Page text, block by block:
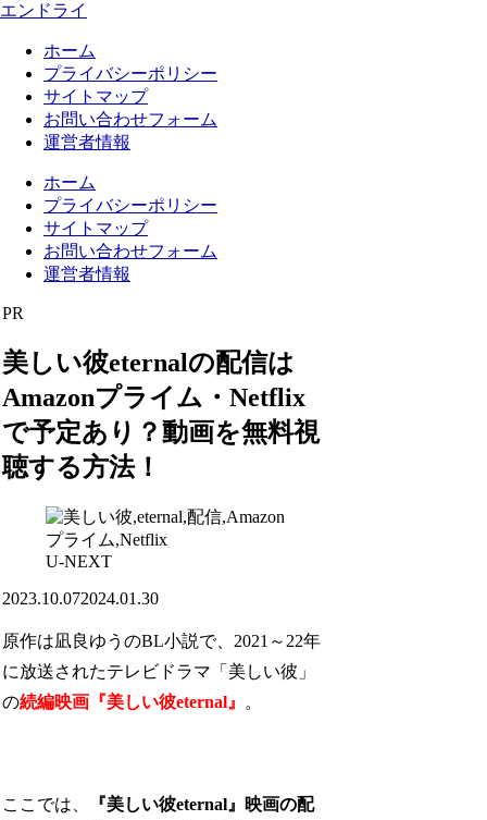
エンドライ
ホーム
プライバシーポリシー
サイトマップ
お問い合わせフォーム
運営者情報
ホーム
プライバシーポリシー
サイトマップ
お問い合わせフォーム
運営者情報
PR
美しい彼eternalの配信は
Amazonプライム・Netflix
で予定あり？動画を無料視
聴する方法！
U-NEXT
2023.10.072024.01.30
原作は凪良ゆうのBL小説で、2021～22年
に放送されたテレビドラマ「美しい彼」
の続編映画 『美しい彼eternal』 。
ここでは、
『美しい彼eternal』映画の配